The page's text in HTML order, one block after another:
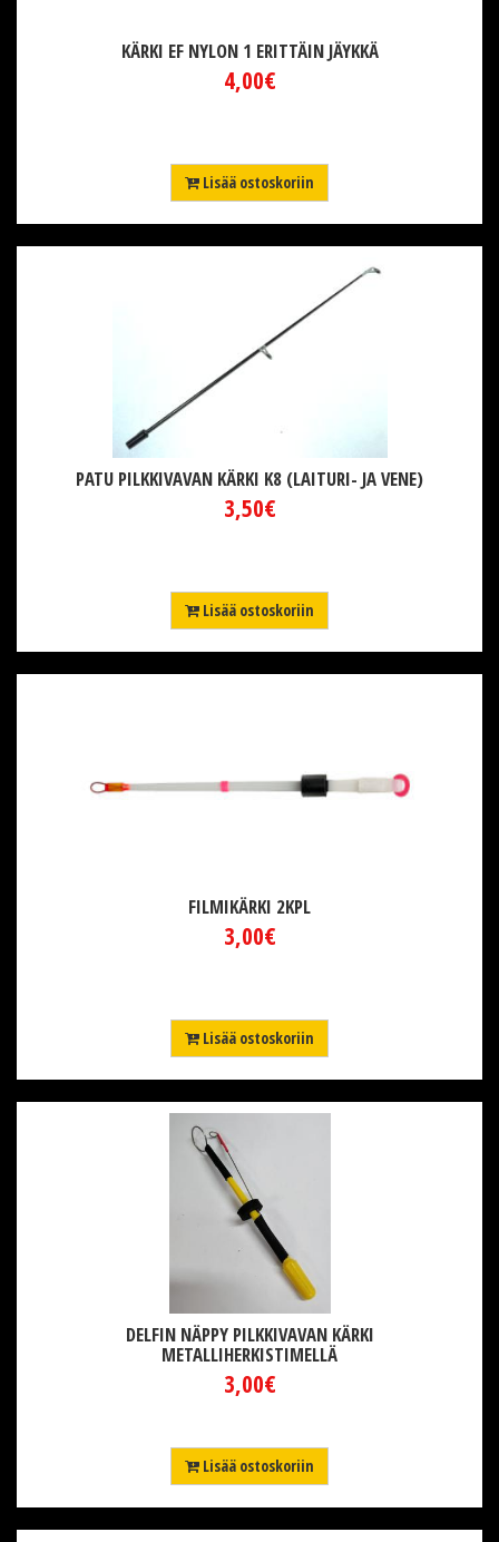
KÄRKI EF NYLON 1 ERITTÄIN JÄYKKÄ
4,00€
Lisää ostoskoriin
PATU PILKKIVAVAN KÄRKI K8 (LAITURI- JA VENE)
3,50€
Lisää ostoskoriin
FILMIKÄRKI 2KPL
3,00€
Lisää ostoskoriin
DELFIN NÄPPY PILKKIVAVAN KÄRKI
METALLIHERKISTIMELLÄ
3,00€
Lisää ostoskoriin